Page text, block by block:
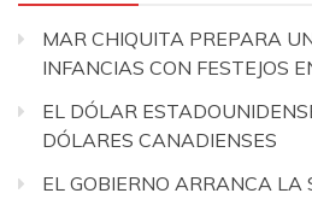
MAR CHIQUITA PREPARA
INFANCIAS CON FESTEJOS
EL DÓLAR
DÓLARES CANADIENSES
EL GOBIERNO ARRANCA LA